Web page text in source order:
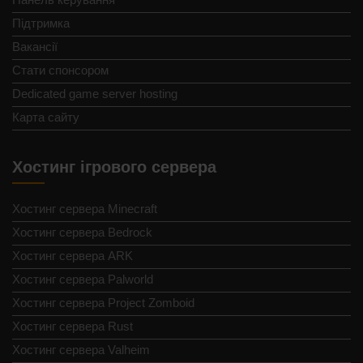
Підтримка
Вакансії
Стати спонсором
Dedicated game server hosting
Карта сайту
Хостинг ігрового сервера
Хостинг сервера Minecraft
Хостинг сервера Bedrock
Хостинг сервера ARK
Хостинг сервера Palworld
Хостинг сервера Project Zomboid
Хостинг сервера Rust
Хостинг сервера Valheim